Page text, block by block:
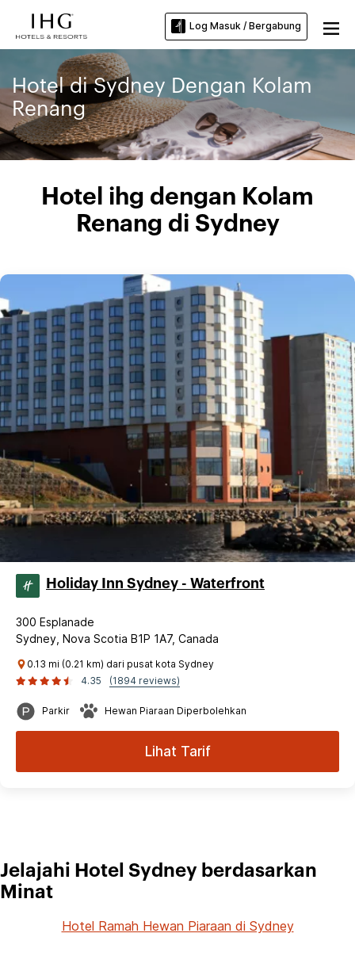
Log Masuk / Bergabung
Hotel di Sydney Dengan Kolam
Renang
Hotel ihg dengan Kolam
Renang di Sydney
Holiday Inn Sydney - Waterfront
300 Esplanade
Sydney, Nova Scotia B1P 1A7, Canada
0.13 mi (0.21 km) dari pusat kota Sydney
4.35
(1894 reviews)
Parkir Hewan Piaraan Diperbolehkan
Lihat Tarif
Jelajahi Hotel Sydney berdasarkan
Minat
Hotel Ramah Hewan Piaraan di Sydney